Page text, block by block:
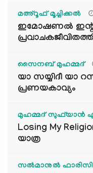
മഅ്റൂഫ് മൂച്ചിക്കല്‍
ഇമോഷണൽ
സൈനബ് മുഹമ്മദ്
യാ സയ്യിദീ യാ
പ്രണയകാവ്യം
മുഹമ്മദ് സുഫ്‌യാൻ
Losing My
യാത്ര
സൽമാനുൽ ഫാരിസി